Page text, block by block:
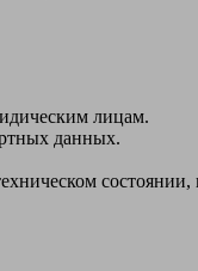
лицам.
данных.